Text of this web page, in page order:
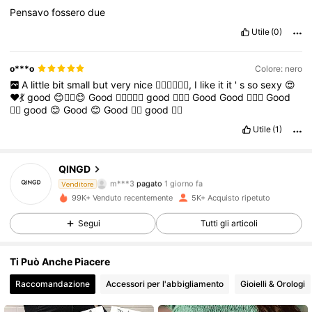
cercauneffetto realistico
Pensavofosserodue
Utile (0)
o***o Colore: nero
A little bit small but very nice 👍🏻🙂👍🏻🙂, I like it it ' s so sexy 😍
❤️💃good 😊👍🏻😊Good 👍🏻😊👍🏻good 👍🏻😊GoodGood 👍🏻😊Good
👍🏻good 😊Good 😊Good 👍🏻good 👍🏻
Utile (1)
QINGD
Venditore
m***3 pagato 1 giorno fa
1.2K Follower
4.67
99K+ Venduto recentemente 5K+ Acquisto ripetuto
Segui Tutti gli articoli
Ti Può Anche Piacere
Raccomandazione Accessori per l'abbigliamento Gioielli & Orologi